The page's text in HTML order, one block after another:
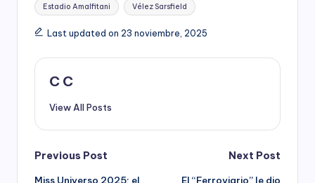
Estadio Amalfitani Vélez Sarsfield
Last updated on 23 noviembre, 2025
C C
View All Posts
Post
Previous Post
Miss Universo 2025: el
Next Post
El “Ferroviario” le dio